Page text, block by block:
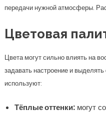
передачи нужной атмосферы.
Цветовая
Цвета могут сильно влиять на
задавать настроение и
используют:
Тёплые оттенки:могут